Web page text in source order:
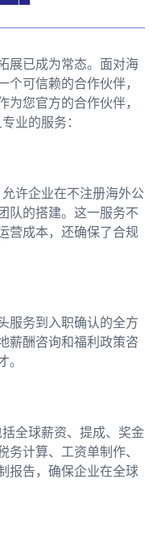
展已成为常态。面对海
可信赖的合作伙伴，
您官方的合作伙伴，
业的服务：
许企业在不注册海外公
队的搭建。这一服务不
营成本，还确保了合规
服务到入职确认的全方
薪酬咨询和福利政策咨
全球薪资、提成、奖金
计算、工资单制作、
报告，确保企业在全球